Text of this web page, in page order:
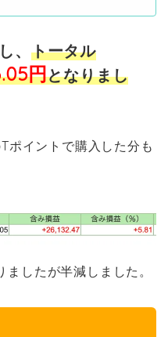
、 トータル
円となりまし
ポイントで購入した分も
したが半減しました。